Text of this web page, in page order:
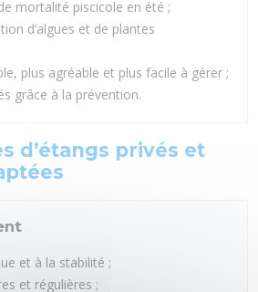
mortalité piscicole en été ;
d’algues et de plantes
plus agréable et plus facile à gérer ;
grâce à la prévention.
d’étangs privés et
et à la stabilité ;
et régulières ;